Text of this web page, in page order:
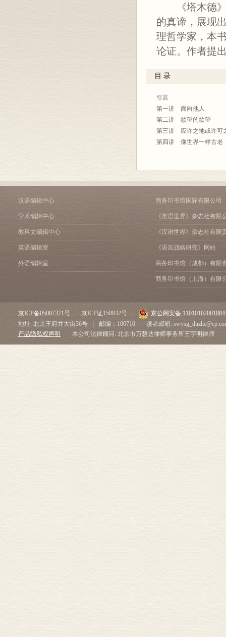
是现代性的，还是后现
学，兼收并蓄。希望学
商务
《塔木德》
的真谛，展现
理哲学家，本
论证。作者提
目 录
引言
第一讲 面向他人
第二讲 欲望的欲望
第三讲 应许之地或许可
第四讲 像世界一样古老
汉语编辑中心
学术编辑中心
教科文编辑中心
英语编辑室
外语编辑室
商务印书馆国际有限公司
《英语世界》杂志社有限
《汉语世界》杂志社有限
《语言战略研究》网站
商务印书馆（成都）有限
商务印书馆（上海）有限
京ICP备05007371号 京ICP证150832号
京公网安备
地址: 北京王府井大街36号
邮编：100710
读者邮箱:
产品隐私权声明
本公司法律顾问: 北京市万慧达律师事务所王宇明律师